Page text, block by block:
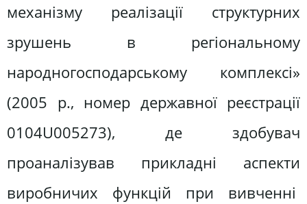
механізму реалізації структурних
зрушень в регіональному
народногосподарському комплексі»
(2005 р., номер державної реєстрації
0104U005273), де здобувач
проаналізував прикладні аспекти
виробничих функцій при вивченні